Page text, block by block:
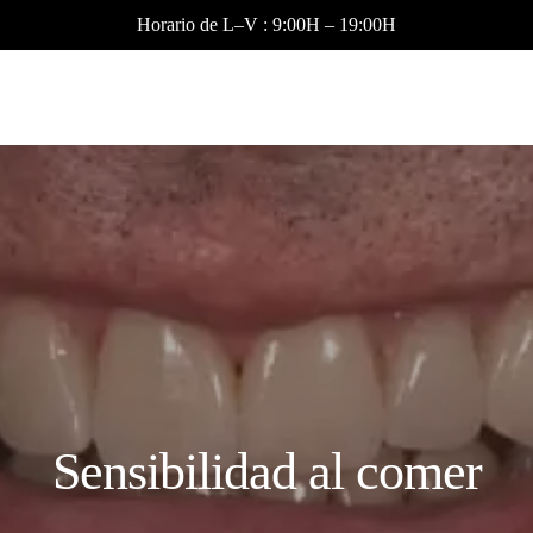
Horario de L–V : 9:00H – 19:00H
Sensibilidad al comer